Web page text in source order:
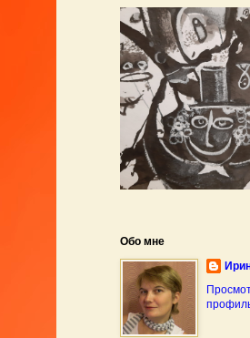
Обо мне